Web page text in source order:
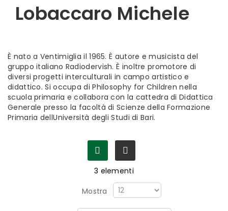
Lobaccaro Michele
È nato a Ventimiglia il 1965. È autore e musicista del
gruppo italiano Radiodervish. È inoltre promotore di
diversi progetti interculturali in campo artistico e
didattico. Si occupa di Philosophy for Children nella
scuola primaria e collabora con la cattedra di Didattica
Generale presso la facoltà di Scienze della Formazione
Primaria dellUniversità degli Studi di Bari.
3 elementi
Mostra